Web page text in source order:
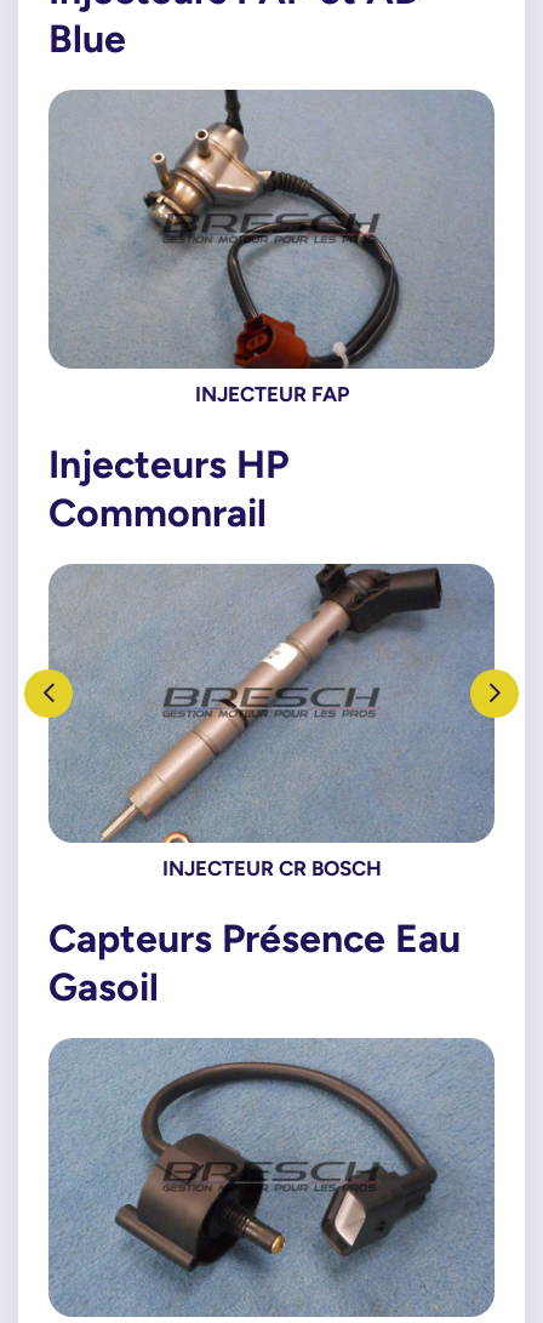
Blue
INJECTEUR FAP
Injecteurs HP
Commonrail
INJECTEUR CR BOSCH
Capteurs Présence Eau
Gasoil